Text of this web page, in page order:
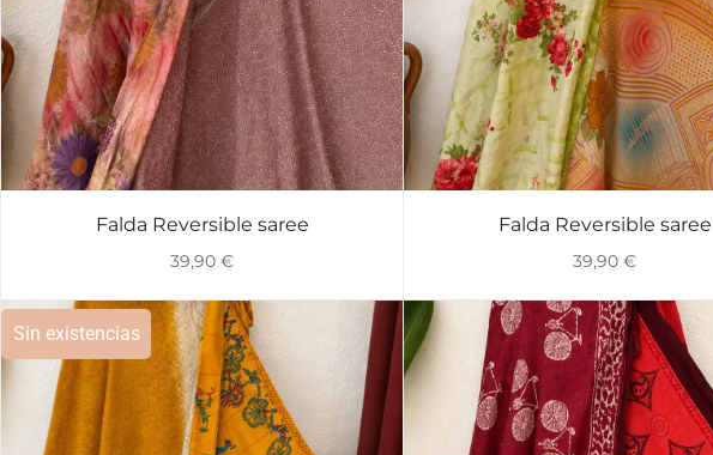
VISTA RÁPIDA
Falda Reversible saree
39,90 €
VISTA RÁPIDA
Falda Reversible saree
39,90 €
Sin existencias